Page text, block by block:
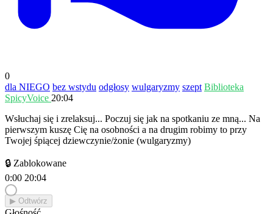
0
dla NIEGO bez wstydu odgłosy wulgaryzmy szept Biblioteka
SpicyVoice 20:04
Wsłuchaj się i zrelaksuj... Poczuj się jak na spotkaniu ze mną... Na
pierwszym kuszę Cię na osobności a na drugim robimy to przy
Twojej śpiącej dziewczynie/żonie (wulgaryzmy)
🔒 Zablokowane
0:00 20:04
▶︎ Odtwórz